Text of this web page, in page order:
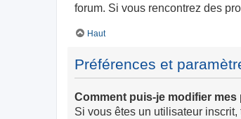
forum. Si vous rencontrez des
Haut
Préférences et
Comment puis-je modifier mes
Si vous êtes un utilisateur